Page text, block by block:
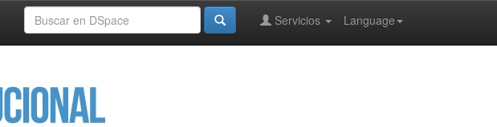
Language
Servicios